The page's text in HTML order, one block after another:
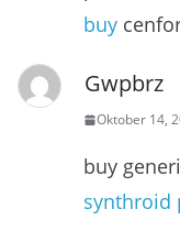
buy
Gwpbrz
Oktober 14,
buy
synthroid